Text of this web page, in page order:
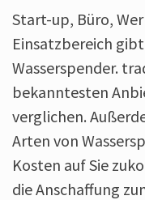
Start-up, Büro,
Einsatzbereich
Wasserspender.
bekanntesten
verglichen.
Arten von
Kosten auf Sie
die Anschaffung